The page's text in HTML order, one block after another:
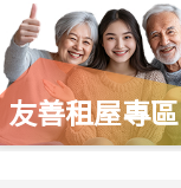
友善租屋專區